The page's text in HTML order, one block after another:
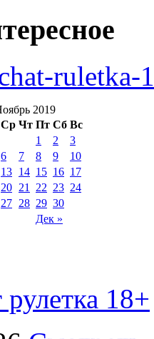
ruletka-
2019
Ср Чт Пт Сб Вс
Дек »
1 2
3
6 7 8 9
10
13 14 15 16 17
20 21 22 23 24
27 28 29 30
рулетка 18+